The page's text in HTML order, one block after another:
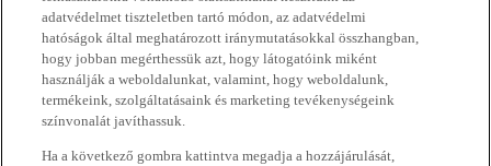
adatvédelmet tiszteletben tartó módon, az adatvédelmi
hatóságok által meghatározott iránymutatásokkal összhangban,
hogy jobban megérthessük azt, hogy látogatóink miként
használják a weboldalunkat, valamint, hogy weboldalunk,
termékeink, szolgáltatásaink és marketing tevékenységeink
színvonalát javíthassuk.
Ha a következő gombra kattintva megadja a hozzájárulását,